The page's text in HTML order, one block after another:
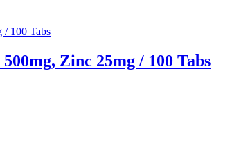
Zinc 25mg / 100 Tabs